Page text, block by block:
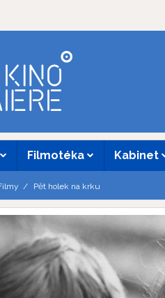
Filmotéka Kabinet
Pět holek na krku